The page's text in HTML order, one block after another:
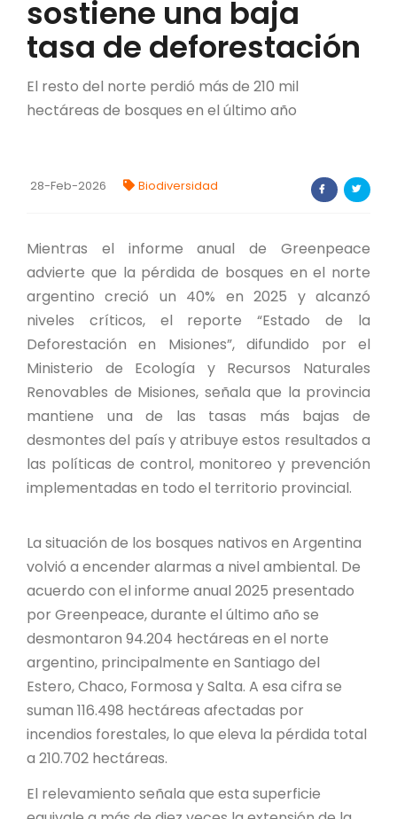
FORTALECIMIENTO DE RECURSOS
ALIMENTICIOS
INVENTARIO DE LA BIODIVERSIDAD MISIONERA
investigadores
AUTORIZACIONES
PROGRAMAS Y PROYECTOS
PROGRAMAS
PROYECTO ÁGUILAS DE MISIONES
MONUMENTOS NATURALES
CONTACTO
sostiene una baja
tasa de deforestación
El resto del norte perdió más de 210 mil
hectáreas de bosques en el último año
28-Feb-2026 Biodiversidad
Mientras el informe anual de Greenpeace
advierte que la pérdida de bosques en el norte
argentino creció un 40% en 2025 y alcanzó
niveles críticos, el reporte “Estado de la
Deforestación en Misiones”, difundido por el
Ministerio de Ecología y Recursos Naturales
Renovables de Misiones, señala que la provincia
mantiene una de las tasas más bajas de
desmontes del país y atribuye estos resultados a
las políticas de control, monitoreo y prevención
implementadas en todo el territorio provincial.
La situación de los bosques nativos en Argentina
volvió a encender alarmas a nivel ambiental. De
acuerdo con el informe anual 2025 presentado
por Greenpeace, durante el último año se
desmontaron 94.204 hectáreas en el norte
argentino, principalmente en Santiago del
Estero, Chaco, Formosa y Salta. A esa cifra se
suman 116.498 hectáreas afectadas por
incendios forestales, lo que eleva la pérdida total
a 210.702 hectáreas.
El relevamiento señala que esta superficie